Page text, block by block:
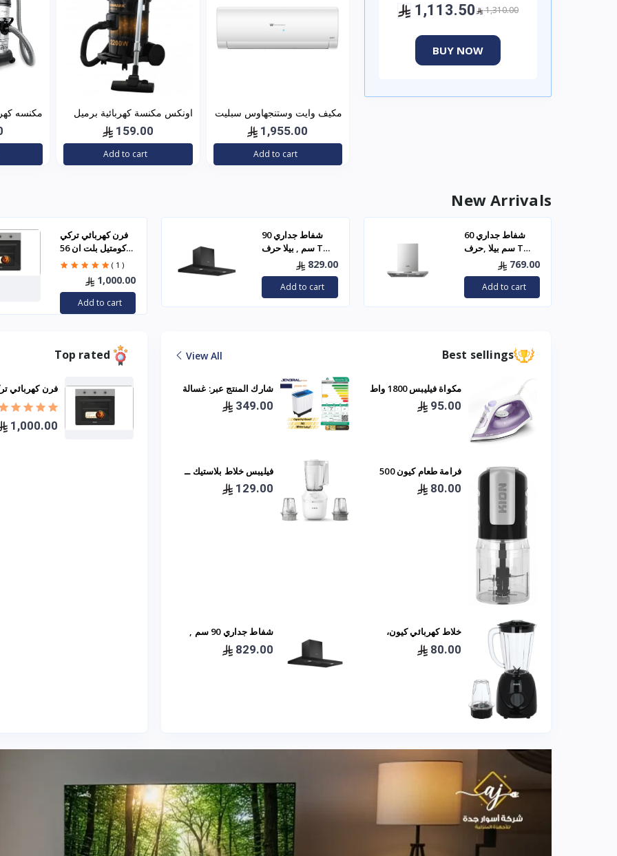
1,310.00
1,113.50
BUY NOW
مكيف وايت وستنجهاوس سبليت
24 بارد — 21400 وحدة موديل
WWS24Z24I/C لتبريد فعال للم
1,955.00
Add to cart
اونكس مكنسة كهربائية برميل
2200 واط - 21 ليتر - أسود -
5304
159.00
Add to cart
VC4708
New Arrivals
فرن كهربائي تركي
كومتيل بلت ان 56
لتر- 60*60 – أسود
B66-SF2
( 1 )
1,000.00
Add to cart
شفاط جداري 90
سم , بيلا حرف T
BL )
829.00
Add to cart
شفاط جداري 60
سم بيلا ,حرف T
)
769.00
Add to cart
Best sellings
View All
مكواة فيليبس 1800 واط
95.00
شارك المنتج عبر: غسالة
كيلو - JNWM-701
349.00
فرامة طعام كيون 500
واط موديل KHR/5008
80.00
فيليبس خلاط بلاستيك ــ
450 واط ــ مع ملحق ــ
HR2041/10
129.00
خلاط كهربائي كيون،
BBB4015PP00 - اسود
80.00
شفاط جداري 90 سم ,
22 90 -BL )
829.00
Top rated
فرن كهربائي
60*60 – أسود B66-SF2
1,000.00